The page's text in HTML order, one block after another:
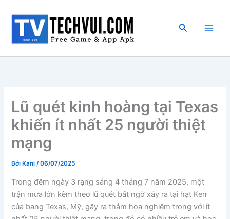
dung
Tìm
Lũ quét kinh hoàng tại Texas
khiến ít nhất 25 người thiệt
mạng
Bởi Kani/06/07/2025
Trong đêm ngày 3 rạng sáng 4 tháng 7 năm 2025, một
trận mưa lớn kèm theo lũ quét bất ngờ xảy ra tại hạt Kerr
của bang Texas, Mỹ, gây ra thảm họa nghiêm trọng với ít